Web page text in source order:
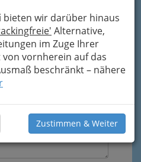
bieten wir darüber hinaus
Alternative,
im Zuge Ihrer
vornherein auf das
beschränkt – nähere
Zustimmen & Weiter